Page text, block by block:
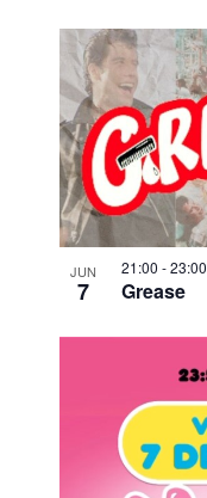
JUN
7 Grease
21:00 -23:00